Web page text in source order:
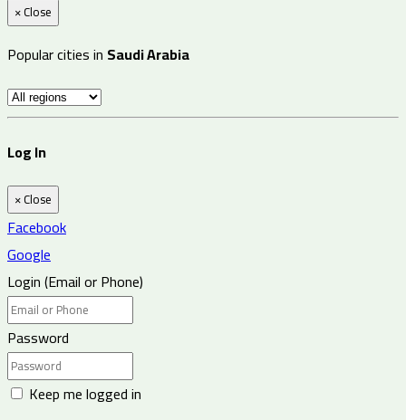
×Close
Popular cities in Saudi Arabia
Log In
×Close
Facebook
Google
Login (Email or Phone)
Password
Keep me logged in